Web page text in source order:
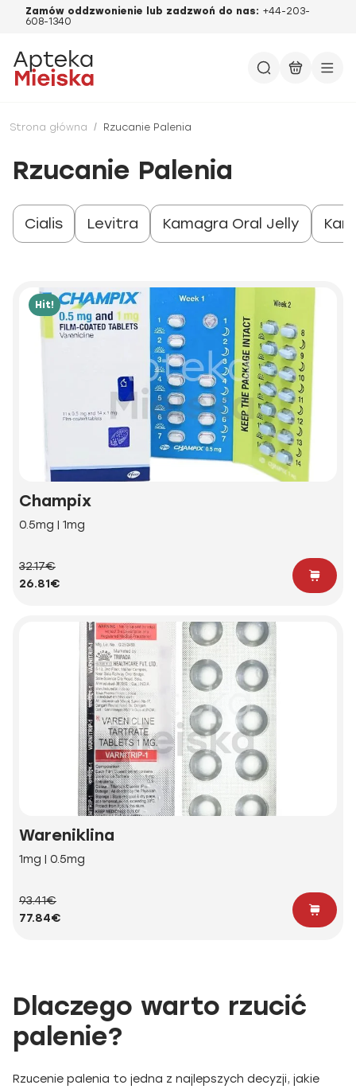
Zamów oddzwonienie lub zadzwoń do nas: +44-203-
608-1340
Strona główna / Rzucanie Palenia
Rzucanie Palenia
Cialis Levitra Kamagra Oral Jelly
Hit!
Champix
0.5mg | 1mg
32.17€
26.81€
Wareniklina
1mg | 0.5mg
93.41€
77.84€
Dlaczego warto rzucić
palenie?
Rzucenie palenia to jedna z najlepszych decyzji, jakie